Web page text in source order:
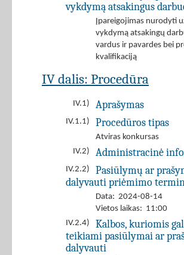
vykdymą atsakingus
Įpareigojimas nurodyti
vykdymą atsakingų
vardus ir pavardes bei
kvalifikaciją
IV dalis: Procedūra
IV.1) Aprašymas
IV.1.1) Procedūros tipas
Atviras konkursas
IV.2)
Administracinė
IV.2.2)
Pasiūlymų ar
dalyvauti priėmimo
Data: 2024-08-14
Vietos laikas: 11:00
IV.2.4)
Kalbos, kuriomis
teikiami pasiūlymai ar
dalyvauti